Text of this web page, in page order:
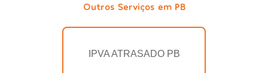
Outros Serviços em PB
IPVA ATRASADO PB